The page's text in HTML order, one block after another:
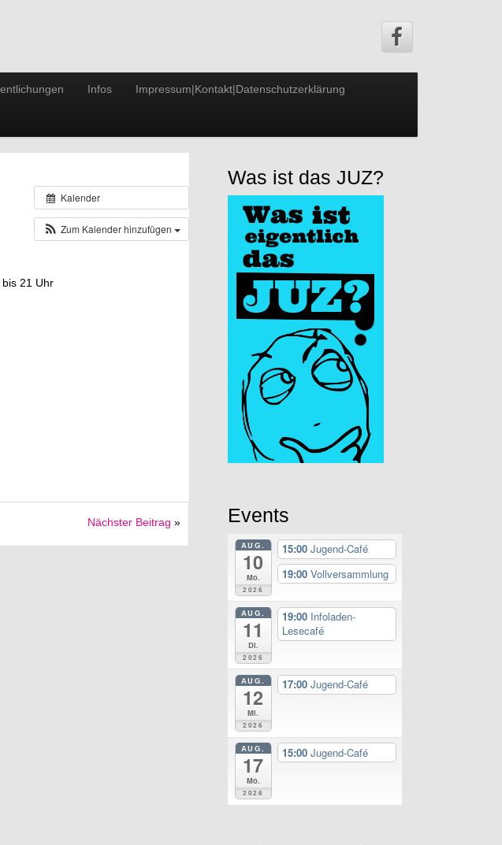
Infos Impressum|Kontakt|Datenschutzerklärung
Kalender
Zum Kalender hinzufügen
21 Uhr
Nächster Beitrag »
Was ist das JUZ?
Events
AUG.
10
Mo.
2026
15:00 Jugend-Café
19:00 Vollversammlung
AUG.
11
Di.
2026
19:00 Infoladen-
Lesecafé
AUG.
12
Mi.
2026
17:00 Jugend-Café
AUG.
17
Mo.
2026
15:00 Jugend-Café